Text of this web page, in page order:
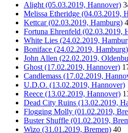
Alight (05.03.2019, Hannover)
Melissa Etheridge (04.03.2019,
Kettcar (02.03.2019, Hamburg)
Fortuna Ehrenfeld (02.03.2019,
White Lies (24.02.2019,
Boniface (24.02.2019, Hamburg)
John Allen (22.02.2019,
Ghost (17.02.2019, Hannover)
Candlemass (17.02.2019,
U.D.O. (13.02.2019, Hannover)
Reece (13.02.2019, Hannover)
Dead City Ruins (13.02.2019,
Flogging Molly (01.02.2019,
Buster Shuffle (01.02.2019,
Wizo (31.01.2019, Bremen) 40